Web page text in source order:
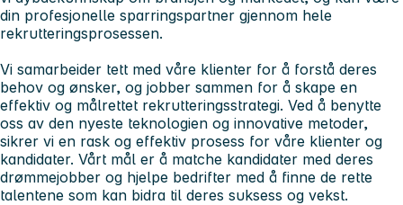
din profesjonelle sparringspartner gjennom hele
rekrutteringsprosessen.
Vi samarbeider tett med våre klienter for å forstå deres
behov og ønsker, og jobber sammen for å skape en
effektiv og målrettet rekrutteringsstrategi. Ved å benytte
oss av den nyeste teknologien og innovative metoder,
sikrer vi en rask og effektiv prosess for våre klienter og
kandidater. Vårt mål er å matche kandidater med deres
drømmejobber og hjelpe bedrifter med å finne de rette
talentene som kan bidra til deres suksess og vekst.